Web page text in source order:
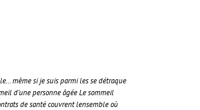
même si je suis parmi les se détraque
d’une personne âgée Le sommeil
de santé couvrent lensemble où